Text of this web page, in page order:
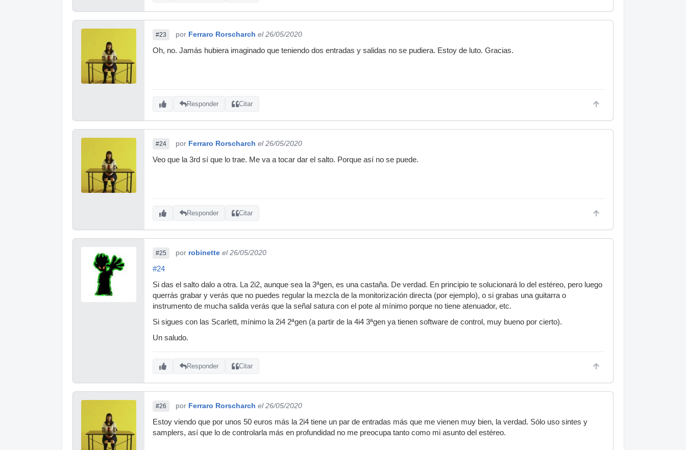
#23 por Ferraro Rorscharch el 26/05/2020
Oh, no. Jamás hubiera imaginado que teniendo dos entradas y salidas no se pudiera. Estoy de luto. Gracias.
Responder Citar
#24 por Ferraro Rorscharch el 26/05/2020
Veo que la 3rd sí que lo trae. Me va a tocar dar el salto. Porque así no se puede.
Responder Citar
#25 por robinette el 26/05/2020
#24
Si das el salto dalo a otra. La 2i2, aunque sea la 3ªgen, es una castaña. De verdad. En principio te solucionará lo del estéreo, pero luego
querrás grabar y verás que no puedes regular la mezcla de la monitorización directa (por ejemplo), o si grabas una guitarra o
instrumento de mucha salida verás que la señal satura con el pote al mínimo porque no tiene atenuador, etc.
Si sigues con las Scarlett, mínimo la 2i4 2ªgen (a partir de la 4i4 3ªgen ya tienen software de control, muy bueno por cierto).
Un saludo.
Responder Citar
#26 por Ferraro Rorscharch el 26/05/2020
Estoy viendo que por unos 50 euros más la 2i4 tiene un par de entradas más que me vienen muy bien, la verdad. Sólo uso sintes y
samplers, así que lo de controlarla más en profundidad no me preocupa tanto como mi asunto del estéreo.